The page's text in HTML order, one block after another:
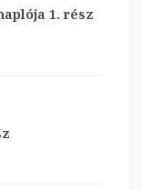
1. rész